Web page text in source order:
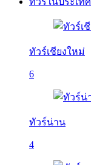
ทัวร์เชียงใหม่
6
ทัวร์น่าน
4